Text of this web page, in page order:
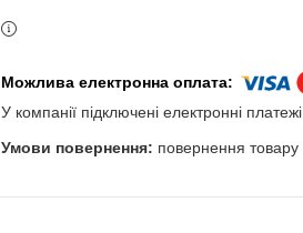
У компанії підключені електронні
повернення товару